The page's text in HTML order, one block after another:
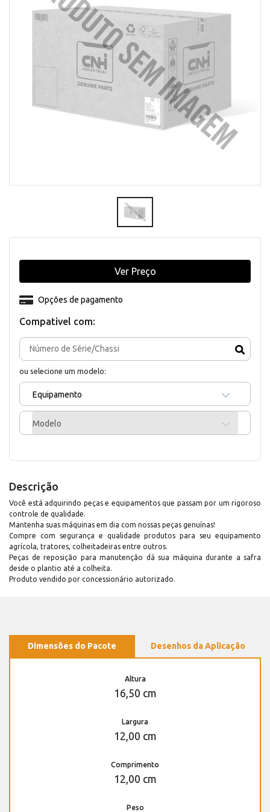
Compativel com:
ou selecione um modelo:
Equipamento
Modelo
Opções de pagamento
Ver Preço
Descrição
Você está adquirindo peças e equipamentos que passam por um rigoroso
controle de qualidade.
Mantenha suas máquinas em dia com nossas peças genuínas!
Compre com segurança e qualidade produtos para seu equipamento
agrícola, tratores, colheitadeiras entre outros.
Peças de reposição para manutenção dá sua máquina durante a safra
desde o plantio até a colheita.
Produto vendido por concessionário autorizado.
Dimensões do Pacote Desenhos da Aplicação
Altura
16,50 cm
Largura
12,00 cm
Comprimento
12,00 cm
Peso